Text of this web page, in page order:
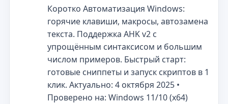
Коротко Автоматизация Windows:
горячие клавиши, макросы, автозамена
текста. Поддержка AHK v2 с
упрощённым синтаксисом и большим
числом примеров. Быстрый старт:
готовые сниппеты и запуск скриптов в 1
клик. Актуально: 4 октября 2025 •
Проверено на: Windows 11/10 (x64)